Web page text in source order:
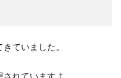
ていました。
れていますよ。